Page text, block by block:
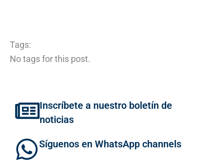
Tags:
No tags for this post.
Inscríbete a nuestro boletín de
noticias
Síguenos en WhatsApp channels